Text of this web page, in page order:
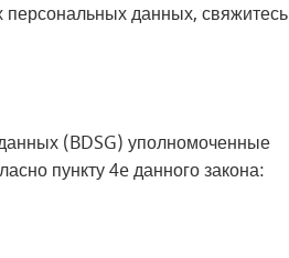
персональных данных, свяжитесь
(BDSG) уполномоченные
пункту 4e данного закона: